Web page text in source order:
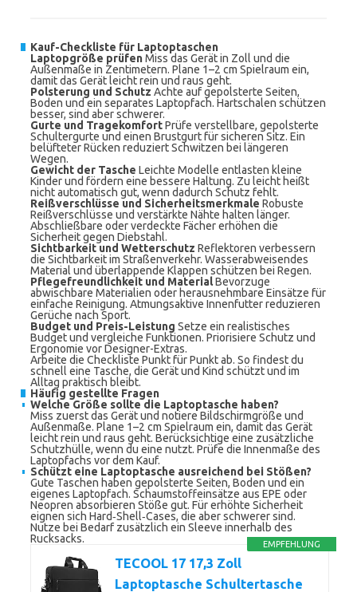
Kauf-Checkliste für Laptoptaschen
Laptopgröße prüfenMiss das Gerät in Zoll und die
Außenmaße in Zentimetern. Plane 1–2 cm Spielraum ein,
damit das Gerät leicht rein und raus geht.
Polsterung und Schutz Achte auf gepolsterte Seiten,
Boden und ein separates Laptopfach. Hartschalen schützen
besser, sind aber schwerer.
Gurte und TragekomfortPrüfe verstellbare, gepolsterte
Schultergurte und einen Brustgurt für sicheren Sitz. Ein
belüfteter Rücken reduziert Schwitzen bei längeren
Wegen.
Gewicht der Tasche Leichte Modelle entlasten kleine
Kinder und fördern eine bessere Haltung. Zu leicht heißt
nicht automatisch gut, wenn dadurch Schutz fehlt.
Reißverschlüsse und Sicherheitsmerkmale Robuste
Reißverschlüsse und verstärkte Nähte halten länger.
Abschließbare oder verdeckte Fächer erhöhen die
Sicherheit gegen Diebstahl.
Sichtbarkeit und Wetterschutz Reflektoren verbessern
die Sichtbarkeit im Straßenverkehr. Wasserabweisendes
Material und überlappende Klappen schützen bei Regen.
Pflegefreundlichkeit und MaterialBevorzuge
abwischbare Materialien oder herausnehmbare Einsätze für
einfache Reinigung. Atmungsaktive Innenfutter reduzieren
Gerüche nach Sport.
Budget und Preis-Leistung Setze ein realistisches
Budget und vergleiche Funktionen. Priorisiere Schutz und
Ergonomie vor Designer-Extras.
Arbeite die Checkliste Punkt für Punkt ab. So findest du
schnell eine Tasche, die Gerät und Kind schützt und im
Alltag praktisch bleibt.
Häufig gestellte Fragen
Welche Größe sollte die Laptoptasche haben?
Miss zuerst das Gerät und notiere Bildschirmgröße und
Außenmaße. Plane 1–2 cm Spielraum ein, damit das Gerät
leicht rein und raus geht. Berücksichtige eine zusätzliche
Schutzhülle, wenn du eine nutzt. Prüfe die Innenmaße des
Laptopfachs vor dem Kauf.
Schützt eine Laptoptasche ausreichend bei Stößen?
Gute Taschen haben gepolsterte Seiten, Boden und ein
eigenes Laptopfach. Schaumstoffeinsätze aus EPE oder
Neopren absorbieren Stöße gut. Für erhöhte Sicherheit
eignen sich Hard‑Shell‑Cases, die aber schwerer sind.
Nutze bei Bedarf zusätzlich ein Sleeve innerhalb des
Rucksacks.
EMPFEHLUNG
TECOOL 17 17,3 Zoll
Laptoptasche Schultertasche